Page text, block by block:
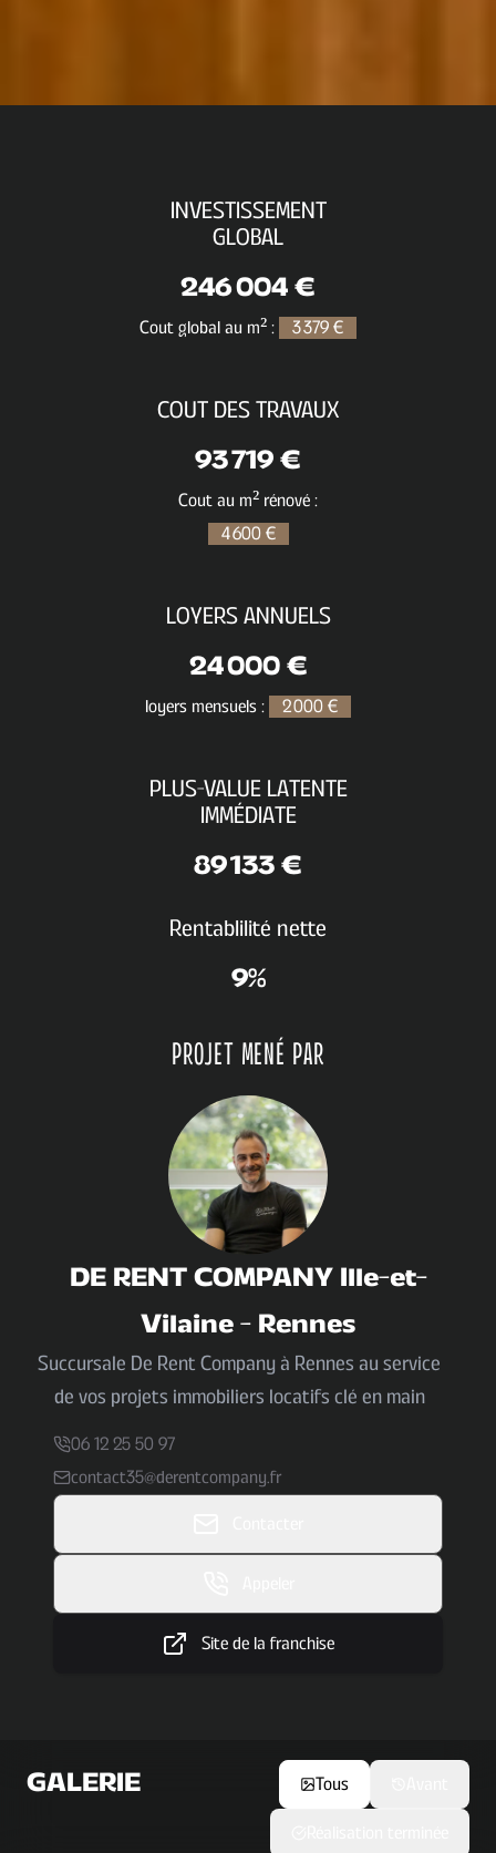
PROJET MENÉ PAR
DE RENT COMPANY Ille-et-
Vilaine - Rennes
Succursale De Rent Company à Rennes au service
de vos projets immobiliers locatifs clé en main
06 12 25 50 97
contact35@derentcompany.fr
Site de la franchise
INVESTISSEMENT
GLOBAL
246 004 €
Cout global au m² : 3 379 €
COUT DES TRAVAUX
93 719 €
Cout au m² rénové :
4 600 €
LOYERS ANNUELS
24 000 €
loyers mensuels : 2 000 €
PLUS-VALUE LATENTE
IMMÉDIATE
89 133 €
Rentablilité nette
9%
GALERIE Tous